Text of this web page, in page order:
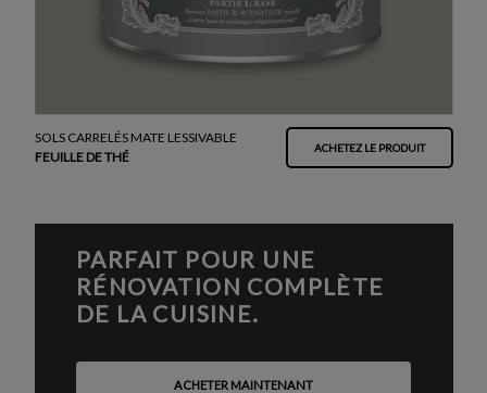
SOLS CARRELÉS MATE LESSIVABLE
FEUILLE DE THÉ
ACHETEZ LE PRODUIT
PARFAIT POUR UNE
RÉNOVATION COMPLÈTE
DE LA CUISINE.
ACHETER MAINTENANT